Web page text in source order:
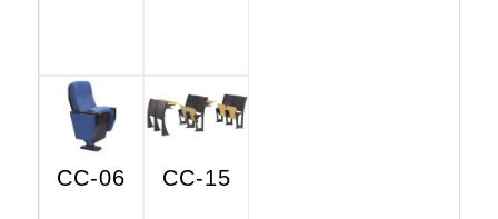
CC-06 CC-15